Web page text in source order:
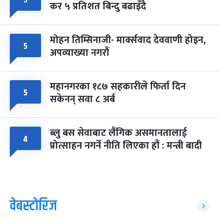
कर ५ प्रतिशत बिन्दु बढाइँदै
५ मोहन तिम्सिनाजी- मार्क्सवाद देववाणी होइन,
अपव्याख्या नगरौं
५ महानगरका १८७ सहकारीले फिर्ता दिन
सकेनन् सवा ८ अर्ब
४ ब्लु बस सेवाबाट लैंगिक असमानतालाई
प्रोत्साहन नगर्ने नीति लिएका हौं : मन्त्री बादी
वेबस्टोरिज